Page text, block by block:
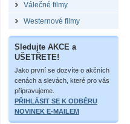
Válečné filmy
Westernové filmy
Sledujte AKCE a
UŠETŘETE!
Jako první se dozvíte o akčních
cenách a slevách, které pro vás
připravujeme.
PŘIHLÁSIT SE K ODBĚRU
NOVINEK E-MAILEM